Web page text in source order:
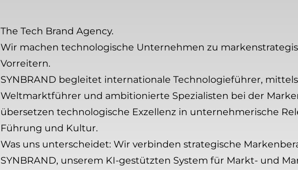
The Tech Brand Agency.
Wir machen technologische Unternehmen zu
Vorreitern.
SYNBRAND begleitet internationale Technologieführer,
Weltmarktführer und ambitionierte Spezialisten bei der
übersetzen technologische Exzellenz in unternehmerische
Führung und Kultur.
Was uns unterscheidet: Wir verbinden strategische
SYNBRAND, unserem KI-gestützten System für Markt- und